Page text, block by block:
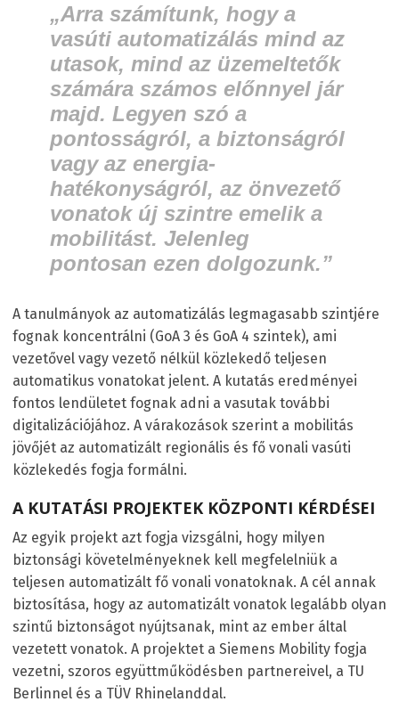
„Arra számítunk, hogy a
vasúti automatizálás mind az
utasok, mind az üzemeltetők
számára számos előnnyel jár
majd. Legyen szó a
pontosságról, a biztonságról
vagy az energia-
hatékonyságról, az önvezető
vonatok új szintre emelik a
mobilitást. Jelenleg
pontosan ezen dolgozunk.”
A tanulmányok az automatizálás legmagasabb szintjére
fognak koncentrálni (GoA 3 és GoA 4 szintek), ami
vezetővel vagy vezető nélkül közlekedő teljesen
automatikus vonatokat jelent. A kutatás eredményei
fontos lendületet fognak adni a vasutak további
digitalizációjához. A várakozások szerint a mobilitás
jövőjét az automatizált regionális és fő vonali vasúti
közlekedés fogja formálni.
A KUTATÁSI PROJEKTEK KÖZPONTI KÉRDÉSEI
Az egyik projekt azt fogja vizsgálni, hogy milyen
biztonsági követelményeknek kell megfelelniük a
teljesen automatizált fő vonali vonatoknak. A cél annak
biztosítása, hogy az automatizált vonatok legalább olyan
szintű biztonságot nyújtsanak, mint az ember által
vezetett vonatok. A projektet a Siemens Mobility fogja
vezetni, szoros együttműködésben partnereivel, a TU
Berlinnel és a TÜV Rhinelanddal.